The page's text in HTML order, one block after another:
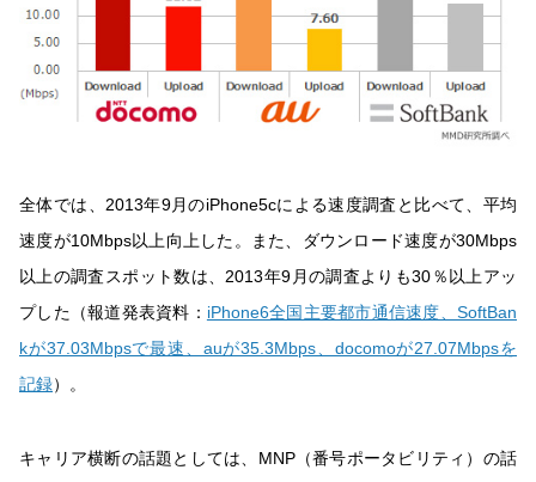
全体では、2013年9月のiPhone5cによる速度調査と比べて、平均
速度が10Mbps以上向上した。また、ダウンロード速度が30Mbps
以上の調査スポット数は、2013年9月の調査よりも30％以上アッ
プした（報道発表資料： iPhone6全国主要都市通信速度、SoftBan
kが37.03Mbpsで最速、auが35.3Mbps、docomoが27.07Mbpsを
記録）。
キャリア横断の話題としては、MNP（番号ポータビリティ）の話